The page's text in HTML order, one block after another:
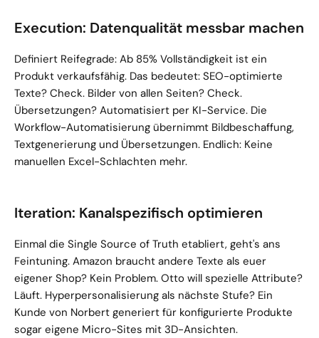
Execution: Datenqualität messbar machen
Definiert Reifegrade: Ab 85% Vollständigkeit ist ein
Produkt verkaufsfähig. Das bedeutet: SEO-optimierte
Texte? Check. Bilder von allen Seiten? Check.
Übersetzungen? Automatisiert per KI-Service. Die
Workflow-Automatisierung übernimmt Bildbeschaffung,
Textgenerierung und Übersetzungen. Endlich: Keine
manuellen Excel-Schlachten mehr.
Iteration: Kanalspezifisch optimieren
Einmal die Single Source of Truth etabliert, geht's ans
Feintuning. Amazon braucht andere Texte als euer
eigener Shop? Kein Problem. Otto will spezielle Attribute?
Läuft. Hyperpersonalisierung als nächste Stufe? Ein
Kunde von Norbert generiert für konfigurierte Produkte
sogar eigene Micro-Sites mit 3D-Ansichten.